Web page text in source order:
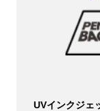
UVインクジェ